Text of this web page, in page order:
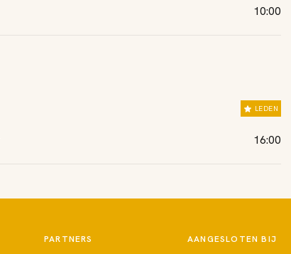
10:00
LEDEN
16:00
PARTNERS AANGESLOTEN BIJ